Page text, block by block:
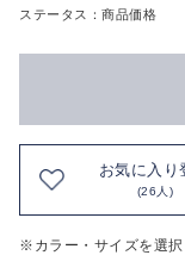
ステータス：商品価格
お気に入り
(26人)
※カラー・サイズを選